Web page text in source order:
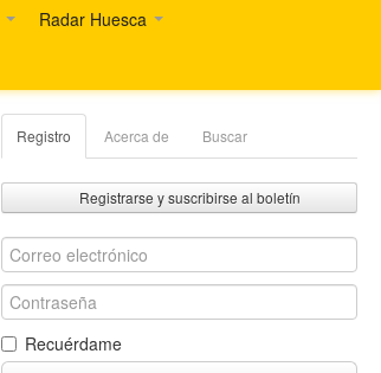
Radar Huesca
Registro Acerca de Buscar
Registrarse y suscribirse al boletín
Recuérdame